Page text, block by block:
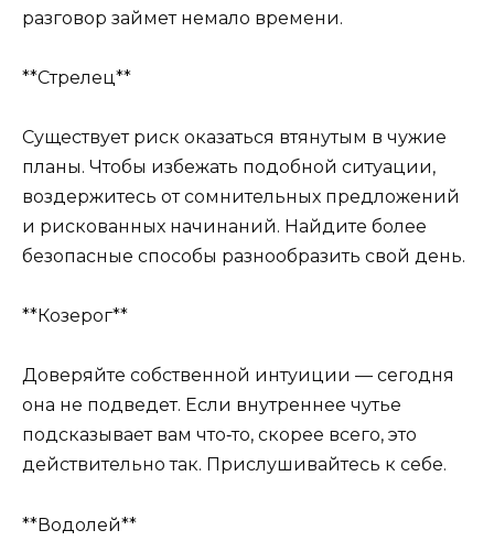
разговор займет немало времени.
**Стрелец**
Существует риск оказаться втянутым в чужие
планы. Чтобы избежать подобной ситуации,
воздержитесь от сомнительных предложений
и рискованных начинаний. Найдите более
безопасные способы разнообразить свой день.
**Козерог**
Доверяйте собственной интуиции — сегодня
она не подведет. Если внутреннее чутье
подсказывает вам что‑то, скорее всего, это
действительно так. Прислушивайтесь к себе.
**Водолей**